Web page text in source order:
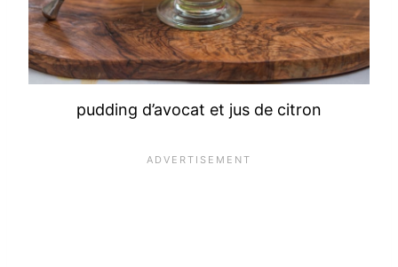
pudding d’avocat et jus de citron